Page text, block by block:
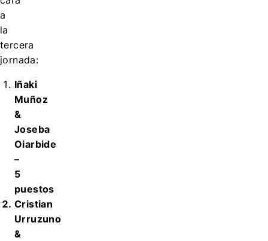
a
la
tercera
jornada:
Iñaki
Muñoz
&
Joseba
Oiarbide
–
5
puestos
Cristian
Urruzuno
&